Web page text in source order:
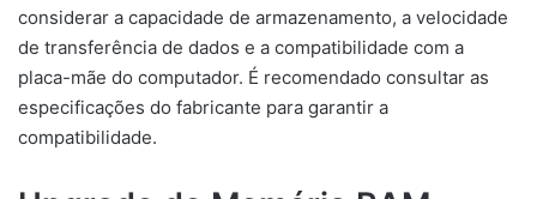
considerar a capacidade de armazenamento, a velocidade
de transferência de dados e a compatibilidade com a
placa-mãe do computador. É recomendado consultar as
especificações do fabricante para garantir a
compatibilidade.